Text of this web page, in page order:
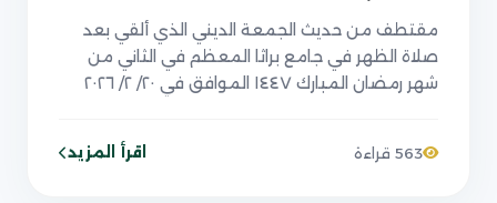
مقتطف من حديث الجمعة الديني الذي ألقي بعد
صلاة الظهر في جامع براثا المعظم في الثاني من
شهر رمضان المبارك ١٤٤٧ الموافق في ٢٠/ ٢/ ٢٠٢٦
563 قراءة اقرأ المزيد